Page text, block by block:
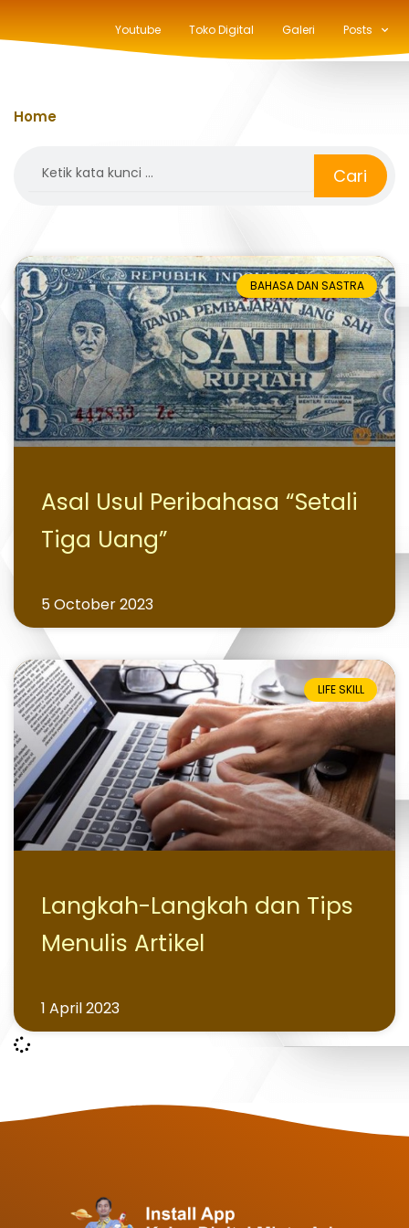
Youtube Toko Digital Galeri Posts
Home
Cari
BAHASA DAN SASTRA
Asal Usul Peribahasa “Setali
Tiga Uang”
5 October 2023
LIFE SKILL
Langkah-Langkah dan Tips
Menulis Artikel
1 April 2023